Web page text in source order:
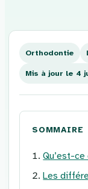
contenu
Orthodontie
Mis à jour le 4
SOMMAIRE
Qu’est-
Les